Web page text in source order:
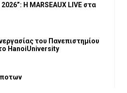
Η MARSEAUX LIVE στα
του Πανεπιστημίου
HanoiUniversity